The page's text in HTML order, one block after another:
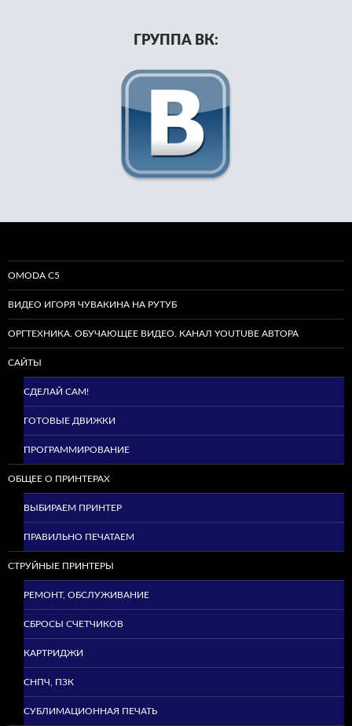
ГРУППА ВК:
OMODA C5
ВИДЕО ИГОРЯ ЧУВАКИНА НА РУТУБ
ОРГТЕХНИКА. ОБУЧАЮЩЕЕ ВИДЕО. КАНАЛ YOUTUBE АВТОРА
САЙТЫ
СДЕЛАЙ САМ!
ГОТОВЫЕ ДВИЖКИ
ПРОГРАММИРОВАНИЕ
ОБЩЕЕ О ПРИНТЕРАХ
ВЫБИРАЕМ ПРИНТЕР
ПРАВИЛЬНО ПЕЧАТАЕМ
СТРУЙНЫЕ ПРИНТЕРЫ
РЕМОНТ, ОБСЛУЖИВАНИЕ
СБРОСЫ СЧЕТЧИКОВ
КАРТРИДЖИ
СНПЧ, ПЗК
СУБЛИМАЦИОННАЯ ПЕЧАТЬ